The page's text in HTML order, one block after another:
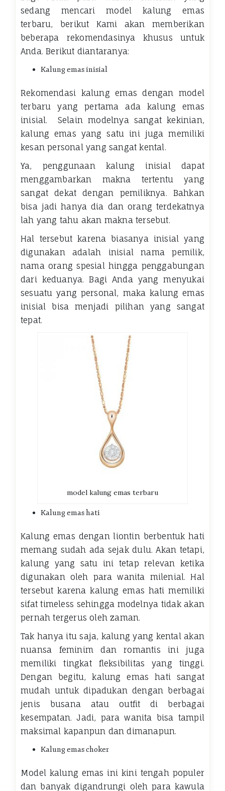
sedang mencari model kalung emas
terbaru, berikut Kami akan memberikan
beberapa rekomendasinya khusus untuk
Anda. Berikut diantaranya:
Kalung emas inisial
Rekomendasi kalung emas dengan model
terbaru yang pertama ada kalung emas
inisial. Selain modelnya sangat kekinian,
kalung emas yang satu ini juga memiliki
kesan personal yang sangat kental.
Ya, penggunaan kalung inisial dapat
menggambarkan makna tertentu yang
sangat dekat dengan pemiliknya. Bahkan
bisa jadi hanya dia dan orang terdekatnya
lah yang tahu akan makna tersebut.
Hal tersebut karena biasanya inisial yang
digunakan adalah inisial nama pemilik,
nama orang spesial hingga penggabungan
dari keduanya. Bagi Anda yang menyukai
sesuatu yang personal, maka kalung emas
inisial bisa menjadi pilihan yang sangat
tepat.
model kalung emas terbaru
Kalung emas hati
Kalung emas dengan liontin berbentuk hati
memang sudah ada sejak dulu. Akan tetapi,
kalung yang satu ini tetap relevan ketika
digunakan oleh para wanita milenial. Hal
tersebut karena kalung emas hati memiliki
sifat timeless sehingga modelnya tidak akan
pernah tergerus oleh zaman.
Tak hanya itu saja, kalung yang kental akan
nuansa feminim dan romantis ini juga
memiliki tingkat fleksibilitas yang tinggi.
Dengan begitu, kalung emas hati sangat
mudah untuk dipadukan dengan berbagai
jenis busana atau outfit di berbagai
kesempatan. Jadi, para wanita bisa tampil
maksimal kapanpun dan dimanapun.
Kalung emas choker
Model kalung emas ini kini tengah populer
dan banyak digandrungi oleh para kawula